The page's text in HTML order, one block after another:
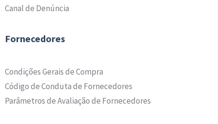
Canal de Denúncia
Fornecedores
Condições Gerais de Compra
Código de Conduta de Fornecedores
Parâmetros de Avaliação de Fornecedores